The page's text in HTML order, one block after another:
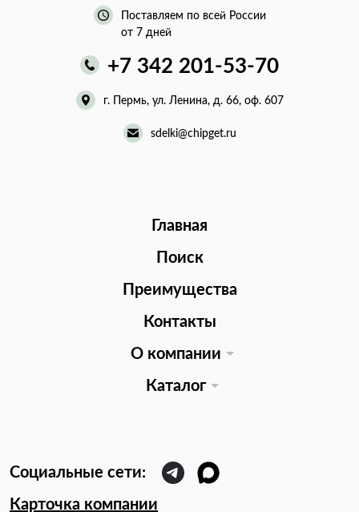
Поставляем по всей России
от 7 дней
+7 342 201-53-70
г. Пермь, ул. Ленина, д. 66, оф. 607
sdelki@chipget.ru
Главная
Поиск
Преимущества
Контакты
О компании
Каталог
Карточка компании